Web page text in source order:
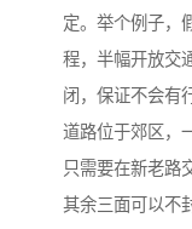
定。举个例子，
程，半幅开放交
闭，保证不会有
道路位于郊区，
只需要在新老路
其余三面可以不